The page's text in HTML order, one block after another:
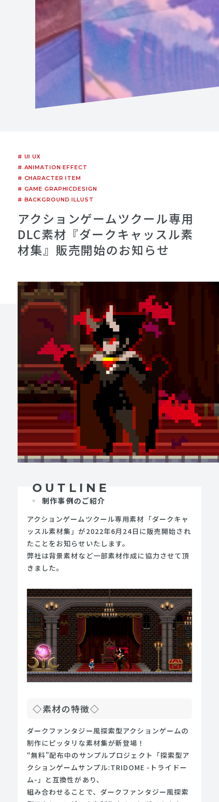
# UI UX
# ANIMATION EFFECT
# CHARACTER ITEM
# GAME GRAPHICDESIGN
# BACKGROUND ILLUST
アクションゲームツクール専用
DLC素材『ダークキャッスル素
材集』販売開始のお知らせ
OUTLINE
制作事例のご紹介
アクションゲームツクール専用素材「ダークキャ
ッスル素材集」が2022年6月24日に販売開始され
たことをお知らせいたします。
弊社は背景素材など一部素材作成に協力させて頂
きました。
◇素材の特徴◇
ダークファンタジー風探索型アクションゲームの
制作にピッタリな素材集が新登場！
“無料”配布中のサンプルプロジェクト「探索型ア
クションゲームサンプル:TRIDOME -トライドー
ム-」と互換性があり、
組み合わせることで、ダークファンタジー風探索